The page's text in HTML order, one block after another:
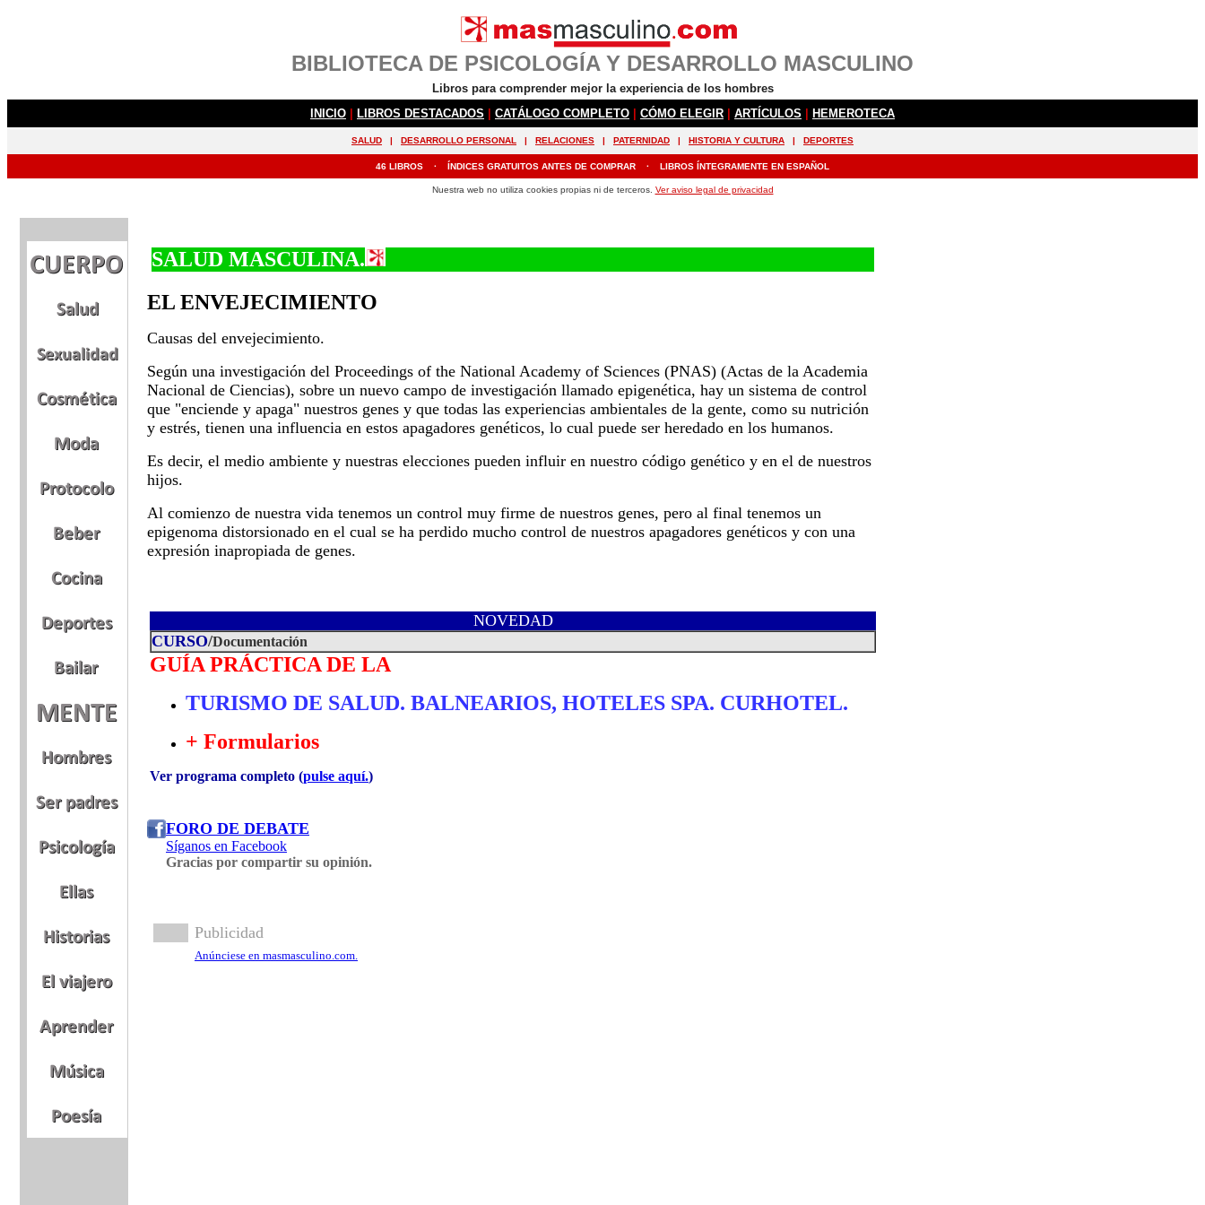
SALUD MASCULINA.
EL ENVEJECIMIENTO
Causas del envejecimiento.
Según una investigación del Proceedings of the National Academy of Sciences (PNAS) (Actas de la Academia
Nacional de Ciencias), sobre un nuevo campo de investigación llamado epigenética, hay un sistema de control
que "enciende y apaga" nuestros genes y que todas las experiencias ambientales de la gente, como su nutrición
y estrés, tienen una influencia en estos apagadores genéticos, lo cual puede ser heredado en los humanos.
Es decir, el medio ambiente y nuestras elecciones pueden influir en nuestro código genético y en el de nuestros
hijos.
Al comienzo de nuestra vida tenemos un control muy firme de nuestros genes, pero al final tenemos un
epigenoma distorsionado en el cual se ha perdido mucho control de nuestros apagadores genéticos y con una
expresión inapropiada de genes.
NOVEDAD
CURSO/Documentación
GUÍA PRÁCTICA DE LA
TURISMO DE SALUD. BALNEARIOS, HOTELES SPA. CURHOTEL.
+ Formularios
Ver programa completo (pulse aquí.)
FORO DE DEBATE
Síganos en Facebook
Gracias por compartir su opinión.
Publicidad
Anúnciese en masmasculino.com.